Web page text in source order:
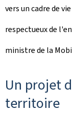
vers un cadre de
respectueux de
ministre de la
Un projet
territoire